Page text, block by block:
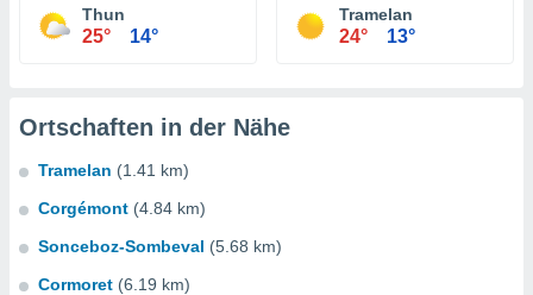
Thun
25° 14°
Tramelan
24° 13°
Ortschaften in der Nähe
Tramelan (1.41 km)
Corgémont (4.84 km)
Sonceboz-Sombeval (5.68 km)
Cormoret (6.19 km)